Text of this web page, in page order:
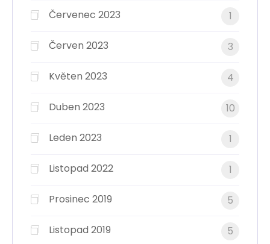
Červenec 2023 1
Červen 2023 3
Květen 2023 4
Duben 2023 10
Leden 2023 1
Listopad 2022 1
Prosinec 2019 5
Listopad 2019 5